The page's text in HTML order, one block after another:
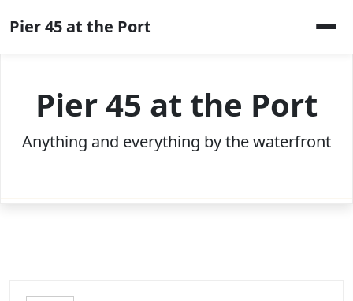
to
content
Pier 45 at the Port
Pier 45 at the Port
Anything and everything by the waterfront